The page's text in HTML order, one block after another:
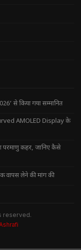
से किया गया सम्मानित
AMOLED Display के
परमाणु कहर, जानिए कैसे
वापस लेने की मांग की
reserved.